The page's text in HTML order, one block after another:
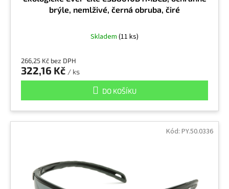
brýle, nemlživé, černá obruba, čiré
Skladem (11 ks)
266,25 Kč bez DPH
322,16 Kč / ks
DO KOŠÍKU
Kód: PY.50.0336